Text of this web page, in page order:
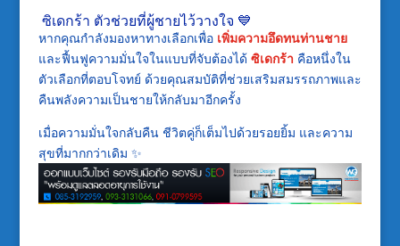
ซิเดกร้า ตัวช่วยที่ผู้ชายไว้วางใจ 💙
หากคุณกำลังมองหาทางเลือกเพื่อ เพิ่มความอึดทนท่านชาย
และฟื้นฟูความมั่นใจในแบบที่จับต้องได้ ซิเดกร้า คือหนึ่งใน
ตัวเลือกที่ตอบโจทย์ ด้วยคุณสมบัติที่ช่วยเสริมสมรรถภาพและ
คืนพลังความเป็นชายให้กลับมาอีกครั้ง
เมื่อความมั่นใจกลับคืน ชีวิตคู่ก็เต็มไปด้วยรอยยิ้ม และความ
สุขที่มากกว่าเดิม ✨